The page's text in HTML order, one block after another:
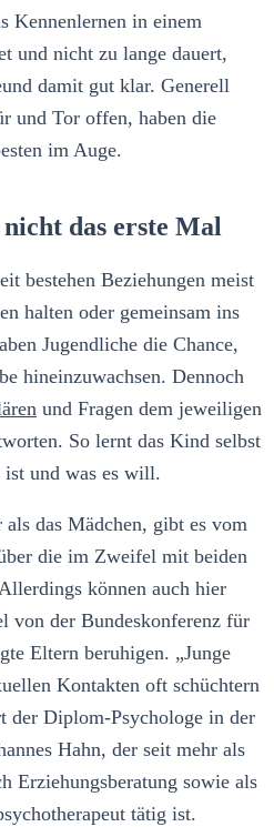
Kennenlernen in einem
und nicht zu lange dauert,
damit gut klar. Generell
und Tor offen, haben die
im Auge.
das erste Mal
bestehen Beziehungen meist
halten oder gemeinsam ins
Jugendliche die Chance,
hineinzuwachsen. Dennoch
und Fragen dem jeweiligen
So lernt das Kind selbst
ist und was es will.
das Mädchen, gibt es vom
die im Zweifel mit beiden
können auch hier
von der Bundeskonferenz für
Eltern beruhigen. „Junge
Kontakten oft schüchtern
der Diplom-Psychologe in der
Hahn, der seit mehr als
Erziehungsberatung sowie als
tätig ist.